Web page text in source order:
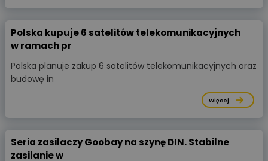
Polska kupuje 6 satelitów telekomunikacyjnych
w ramach pr
Polska planuje zakup 6 satelitów telekomunikacyjnych oraz
budowę in
Więcej
Seria zasilaczy Goobay na szynę DIN. Stabilne
zasilanie w